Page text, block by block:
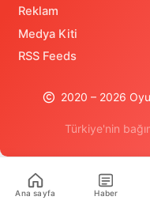
Reklam
Medya Kiti
RSS Feeds
2020 – 2026
Türkiye'nin
Ana sayfa Haber
Oyun Günlüğü